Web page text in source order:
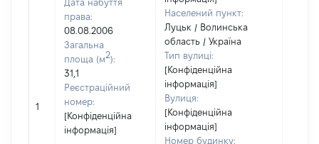
1
Дата набуття
права:
08.08.2006
Загальна
площа (м2):
31,1
Реєстраційний
номер:
[Конфіденційна
інформація]
Населений пункт:
Луцьк / Волинська
область / Україна
Тип вулиці:
[Конфіденційна
інформація]
Вулиця:
[Конфіденційна
інформація]
Номер будинку: